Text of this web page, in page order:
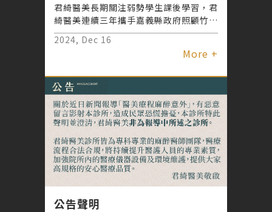
君綺醫美長期關注弱勢學生課後學習，君
綺醫美連續三年攜手嘉義縣政府照顧竹崎
高中等10所學校辦理晚自習及課後照
顧，鼓勵學子向學，讓10所學校的弱勢
學生能有安全舒適的課後學習環境，陪伴
2024, Dec 16
More +
公告聲明